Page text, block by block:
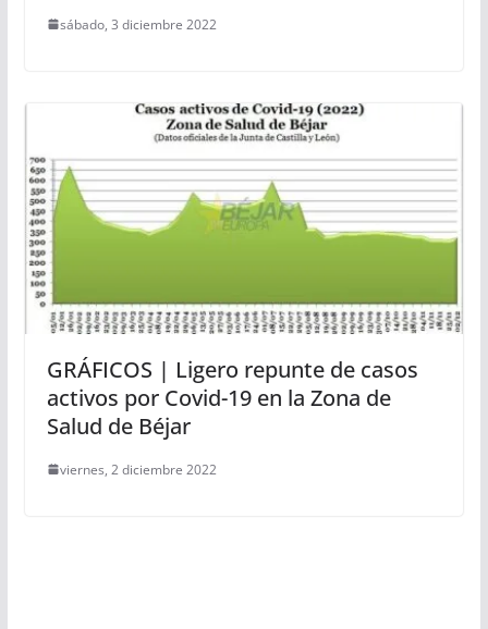
sábado, 3 diciembre 2022
GRÁFICOS | Ligero repunte de casos
activos por Covid-19 en la Zona de
Salud de Béjar
viernes, 2 diciembre 2022